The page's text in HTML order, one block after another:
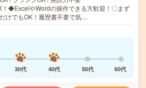
◆ExcelやWordの操作できる方歓迎！〇まず
けでもOK！履歴書不要で気…
30代 40代 50代 60代